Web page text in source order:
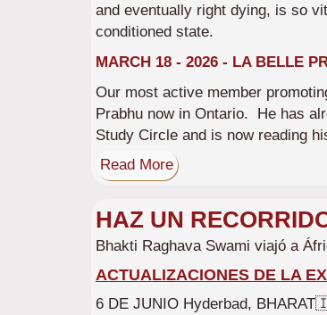
and eventually right dying, is so
conditioned state.
MARCH 18 - 2026 - LA BELLE
Our most active member
Prabhu now in Ontario. He has
Study Circle and is now reading
Read More
HAZ UN
Bhakti Raghava Swami viajó a
ACTUALIZACIONES DE LA
6 DE JUNIO Hyderbad,